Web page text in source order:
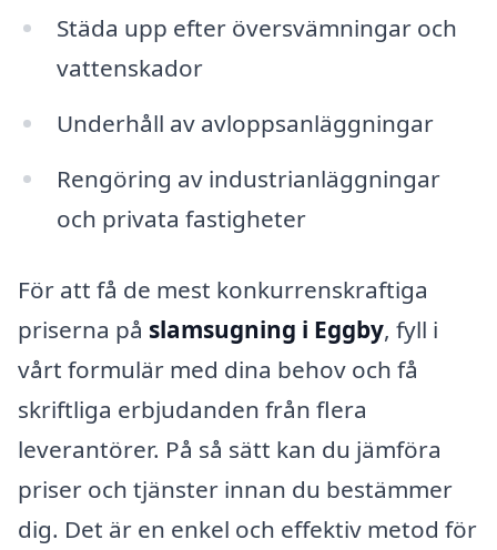
Städa upp efter översvämningar och
vattenskador
Underhåll av avloppsanläggningar
Rengöring av industrianläggningar
och privata fastigheter
För att få de mest konkurrenskraftiga
priserna på slamsugning i Eggby, fyll i
vårt formulär med dina behov och få
skriftliga erbjudanden från flera
leverantörer. På så sätt kan du jämföra
priser och tjänster innan du bestämmer
dig. Det är en enkel och effektiv metod för